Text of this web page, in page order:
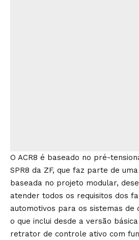
O ACR8 é baseado no pré-
SPR8 da ZF, que faz parte de
baseada no projeto modular,
atender todos os requisitos dos
automotivos para os sistemas de
o que inclui desde a versão
retrator de controle ativo com